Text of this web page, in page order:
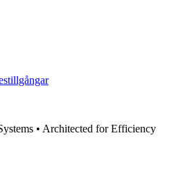
• Architected for Efficiency